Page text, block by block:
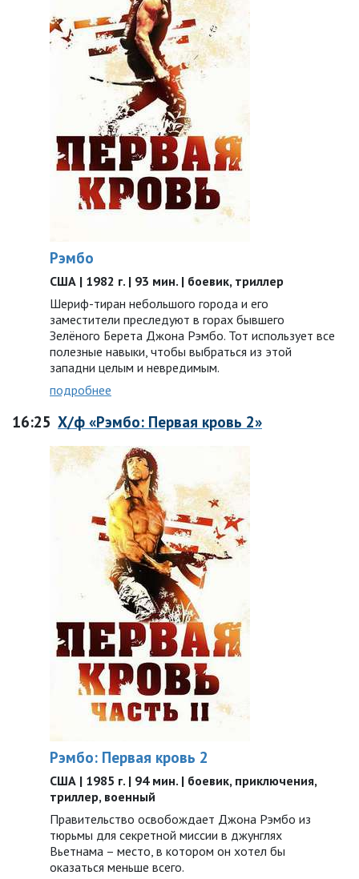
Рэмбо
США | 1982 г. | 93 мин. | боевик, триллер
Шериф-тиран небольшого города и его
заместители преследуют в горах бывшего
Зелёного Берета Джона Рэмбо. Тот использует все
полезные навыки, чтобы выбраться из этой
западни целым и невредимым.
подробнее
16:25 Х/ф «Рэмбо: Первая кровь 2»
Рэмбо: Первая кровь 2
США | 1985 г. | 94 мин. | боевик, приключения,
триллер, военный
Правительство освобождает Джона Рэмбо из
тюрьмы для секретной миссии в джунглях
Вьетнама – место, в котором он хотел бы
оказаться меньше всего.